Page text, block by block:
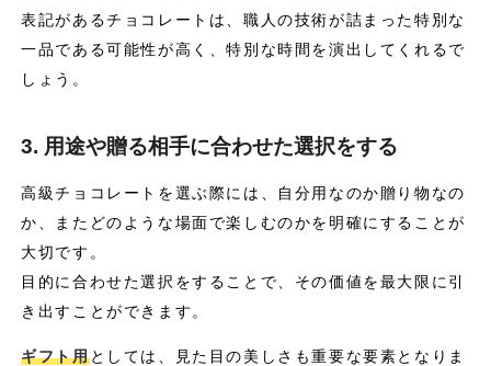
表記があるチョコレートは、職人の技術が詰まった特別な
一品である可能性が高く、特別な時間を演出してくれるで
しょう。
3. 用途や贈る相手に合わせた選択をする
高級チョコレートを選ぶ際には、自分用なのか贈り物なの
か、またどのような場面で楽しむのかを明確にすることが
大切です。
目的に合わせた選択をすることで、その価値を最大限に引
き出すことができます。
ギフト用としては、見た目の美しさも重要な要素となりま